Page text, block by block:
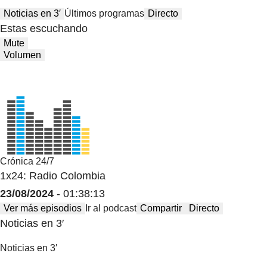
Noticias en 3′ Últimos programas Directo
Estas escuchando
Mute
Volumen
Crónica 24/7
1x24: Radio Colombia
23/08/2024 - 01:38:13
Ver más episodios Ir al podcast Compartir Directo
Noticias en 3′
Noticias en 3′